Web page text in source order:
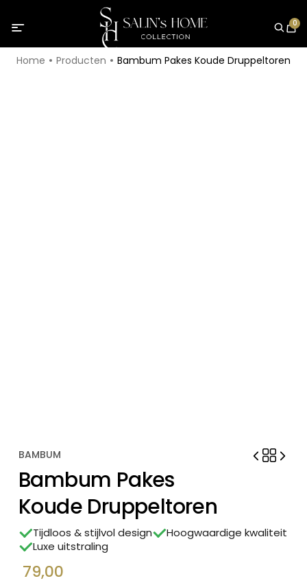
0
Home Producten Bambum Pakes Koude Druppeltoren
BAMBUM
Bambum Pakes
Koude Druppeltoren
Tijdloos & stijlvol design
Hoogwaardige kwaliteit
Luxe uitstraling
79,00